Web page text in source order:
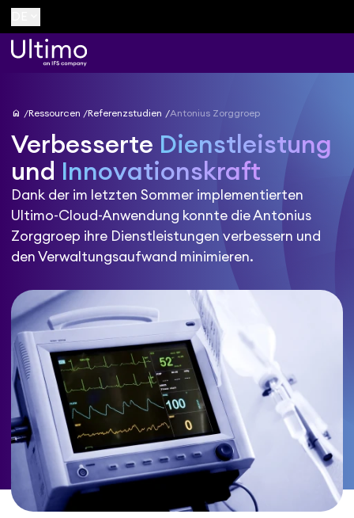
home Ressourcen Referenzstudien Antonius Zorggroep
Verbesserte Dienstleistung
und
Innovationskraft
Dank der im letzten Sommer implementierten
Ultimo-Cloud-Anwendung konnte die Antonius
Zorggroep ihre Dienstleistungen verbessern und
den Verwaltungsaufwand minimieren.